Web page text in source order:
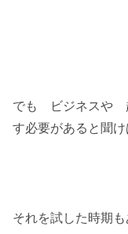
でも ビジネスや
す必要があると聞け
それを試した時期も